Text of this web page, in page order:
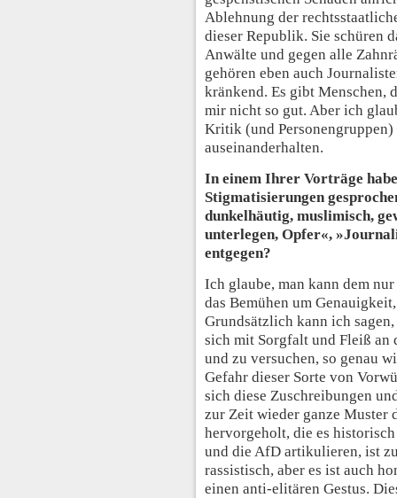
Ablehnung der
dieser Republik. Sie schüren
Anwälte und gegen alle
gehören eben auch
kränkend. Es gibt Menschen,
mir nicht so gut. Aber ich
Kritik (und
auseinanderhalten.
In einem Ihrer Vorträge
Stigmatisierungen
dunkelhäutig, muslimisch,
unterlegen, Opfer«,
entgegen?
Ich glaube, man kann dem
das Bemühen um
Grundsätzlich kann ich
sich mit Sorgfalt und Fleiß an
und zu versuchen, so genau
Gefahr dieser Sorte von
sich diese Zuschreibungen
zur Zeit wieder ganze Muster
hervorgeholt, die es
und die AfD artikulieren, ist
rassistisch, aber es ist auch
einen anti-elitären Gestus.